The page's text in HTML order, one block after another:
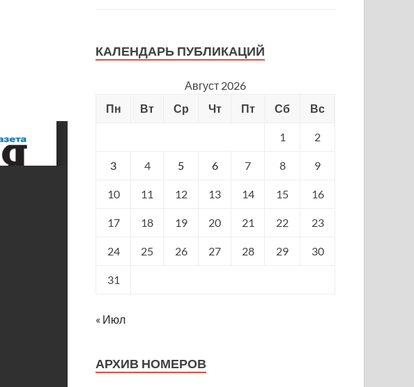
КАЛЕНДАРЬ ПУБЛИКАЦИЙ
Август 2026
Пн
Вт Ср Чт Пт Сб Вс
1 2
3 4 5 6 7 8 9
10 11 12 13 14 15 16
17 18 19 20 21 22 23
24 25 26 27 28 29 30
31
« Июл
АРХИВ НОМЕРОВ